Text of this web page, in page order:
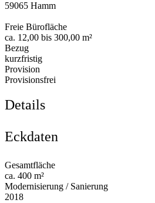
59065 Hamm
Freie Bürofläche
ca. 12,00 bis 300,00 m²
Bezug
kurzfristig
Provision
Provisionsfrei
Details
Eckdaten
Gesamtfläche
ca. 400 m²
Modernisierung / Sanierung
2018